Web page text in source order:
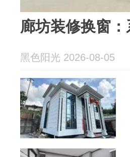
廊坊装修换窗
黑色阳光 2026-08-05